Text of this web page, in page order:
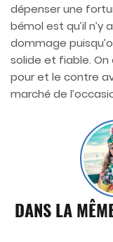
dépenser une
bémol est qu’il
dommage
solide et fiable. On
pour et le contre
marché de
DANS LA